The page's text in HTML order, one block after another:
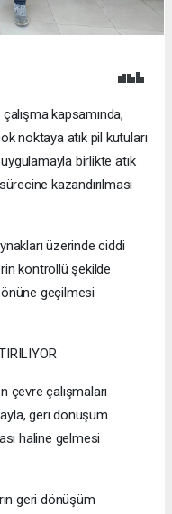
kapsamında,
noktaya atık pil kutuları
birlikte atık
kazandırılması
üzerinde ciddi
kontrollü şekilde
geçilmesi
çevre çalışmaları
geri dönüşüm
haline gelmesi
geri dönüşüm